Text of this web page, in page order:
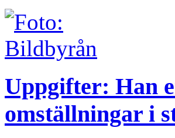
Uppgifter: Han
omställningar i